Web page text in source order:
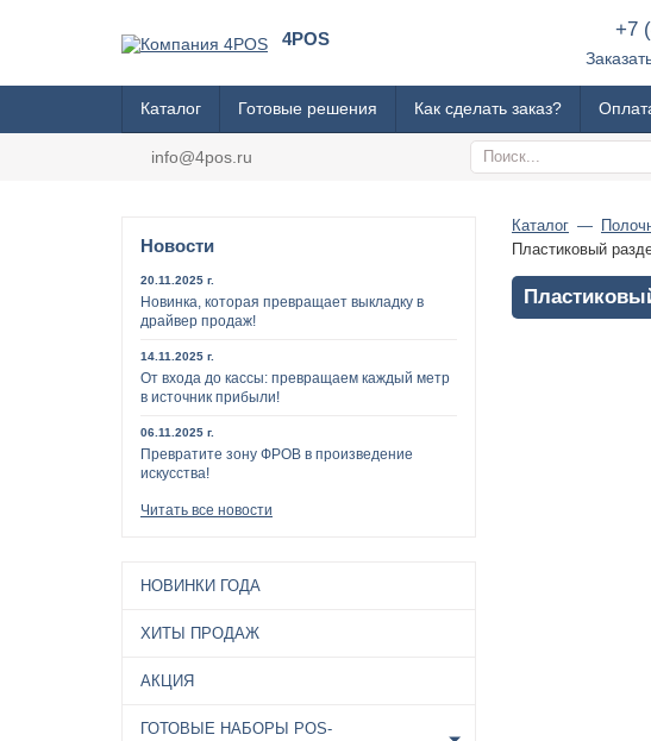
4POS +7
Каталог Готовые решения Как сделать заказ?
info@4pos.ru
Новости
20.11.2025 г.
Новинка, которая превращает выкладку в
драйвер продаж!
14.11.2025 г.
От входа до кассы: превращаем каждый метр
в источник прибыли!
06.11.2025 г.
Превратите зону ФРОВ в произведение
искусства!
Читать все новости
НОВИНКИ ГОДА
ХИТЫ ПРОДАЖ
АКЦИЯ
ГОТОВЫЕ НАБОРЫ POS-
Каталог
Пластиковый